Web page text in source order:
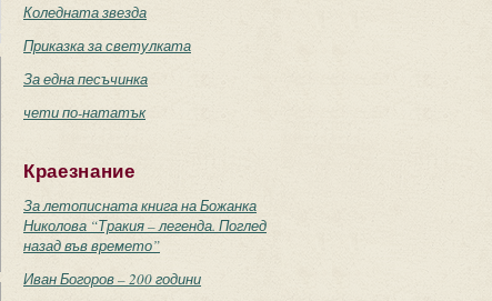
Коледната звезда
Приказка за светулката
За една песъчинка
чети по-нататък
Краезнание
За летописната книга на Божанка
Николова “Тракия – легенда. Поглед
назад във времето”
Иван Богоров – 200 години